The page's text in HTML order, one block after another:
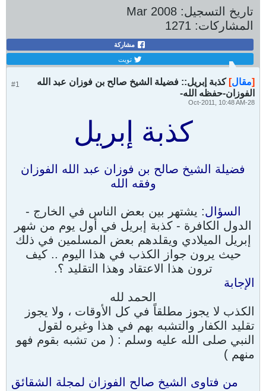
تاريخ التسجيل: Mar 2008
المشاركات: 1271
مشاركة
تويت
#1 [مقال] كذبة إبريل:: فضيلة الشيخ صالح بن فوزان عبد الله
الفوزان-حفظه الله-
28-Oct-2011, 10:48 AM
كذبة إبريل
فضيلة الشيخ صالح بن فوزان عبد الله الفوزان
وفقه الله
السؤال: يشتهر بين بعض الناس في الخارج -
الدول الكافرة - كذبة إبريل في أول يوم من شهر
إبريل الميلادي ويقلدهم بعض المسلمين في ذلك
حيث يرون جواز الكذب في هذا اليوم .. كيف
ترون هذا الاعتقاد وهذا التقليد ؟.
الإجابة
الحمد لله
الكذب لا يجوز مطلقاً في كل الأوقات ، ولا يجوز
تقليد الكفار والتشبه بهم في هذا وغيره لقول
النبي صلى الله عليه وسلم : ( من تشبه بقوم فهو
منهم )
من فتاوى الشيخ صالح الفوزان لمجلة الشقائق